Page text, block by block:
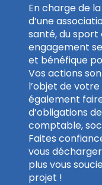
En charge de
d’une
santé, du sport
engagement
et bénéfique
Vos actions
l’objet de
également
d’obligations
comptable,
Faites
vous
plus vous
projet !